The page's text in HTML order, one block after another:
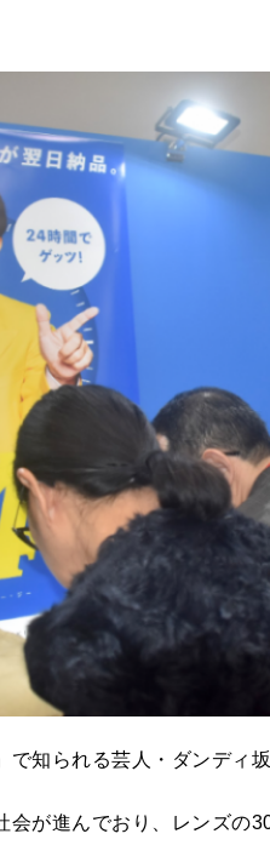
で知られる芸人・ダンディ
会が進んでおり、レンズの